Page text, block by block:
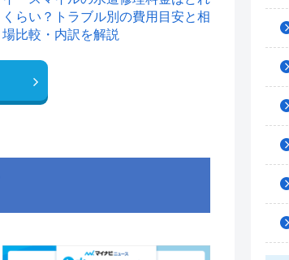
くらい？トラブル別の費用目安と相
場比較・内訳を解説